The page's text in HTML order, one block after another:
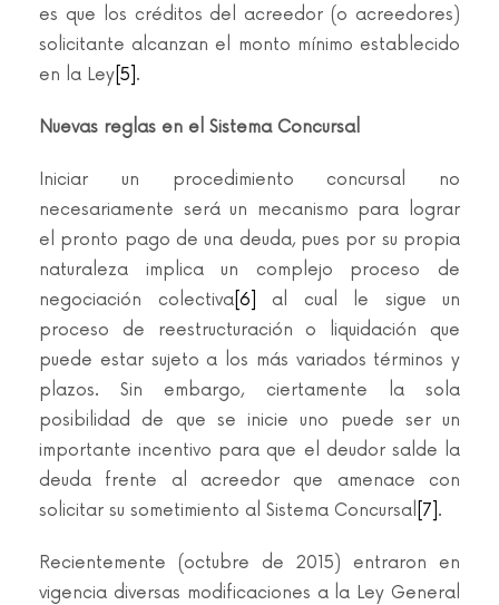
es que los créditos del acreedor (o acreedores)
solicitante alcanzan el monto mínimo establecido
en la Ley [5] .
Nuevas reglas en el Sistema Concursal
Iniciar un procedimiento concursal no
necesariamente será un mecanismo para lograr
el pronto pago de una deuda, pues por su propia
naturaleza implica un complejo proceso de
negociación colectiva[6]
al cual le sigue un
proceso de reestructuración o liquidación que
puede estar sujeto a los más variados términos y
plazos. Sin embargo, ciertamente la sola
posibilidad de que se inicie uno puede ser un
importante incentivo para que el deudor salde la
deuda frente al acreedor que amenace con
solicitar su sometimiento al Sistema Concursal [7] .
Recientemente (octubre de 2015) entraron en
vigencia diversas modificaciones a la Ley General